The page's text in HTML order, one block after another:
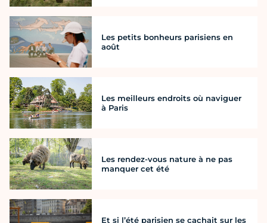
Les petits bonheurs parisiens en
août
Les meilleurs endroits où naviguer
à Paris
Les rendez-vous nature à ne pas
manquer cet été
Et si l’été parisien se cachait sur les